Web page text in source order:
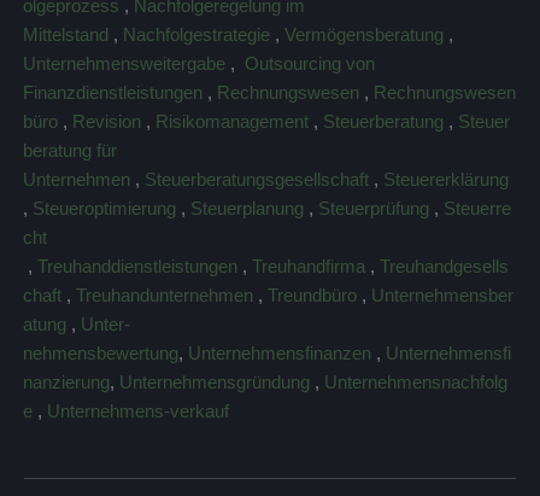
olgeprozess , Nachfolgeregelung im
Mittelstand , Nachfolgestrategie ,Vermögensberatung ,
Unternehmensweitergabe , Outsourcing von
Finanzdienstleistungen , Rechnungswesen , Rechnungswesen
büro , Revision , Risikomanagement , Steuerberatung , Steuer
beratung für
Unternehmen , Steuerberatungsgesellschaft , Steuererklärung
, Steueroptimierung , Steuerplanung , Steuerprüfung , Steuerre
cht
,Treuhanddienstleistungen ,Treuhandfirma ,Treuhandgesells
chaft ,Treuhandunternehmen ,Treundbüro , Unternehmensber
atung , Unter-
nehmensbewertung, Unternehmensfinanzen , Unternehmensfi
nanzierung, Unternehmensgründung , Unternehmensnachfolg
e , Unternehmens-verkauf